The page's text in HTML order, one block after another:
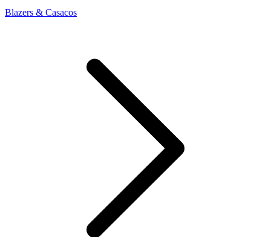
Blazers & Casacos